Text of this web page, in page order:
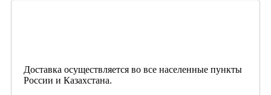
Доставка осуществляется во все населенные пункты
России и Казахстана.